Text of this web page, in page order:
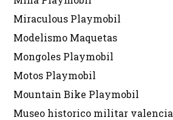
Miraculous Playmobil
Modelismo Maquetas
Mongoles Playmobil
Motos Playmobil
Mountain Bike Playmobil
Museo historico militar valencia